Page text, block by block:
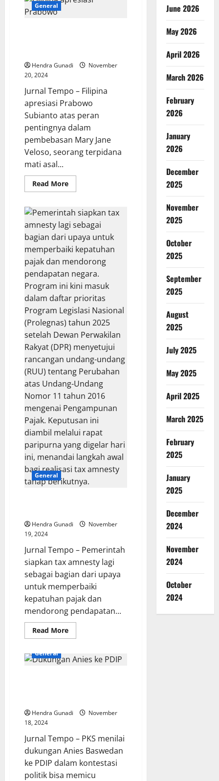
Lokal?
General
Hendra Gunadi
November
20, 2024
Jurnal Tempo – Filipina
apresiasi Prabowo
Subianto atas peran
pentingnya dalam
pembebasan Mary Jane
Veloso, seorang terpidana
mati asal...
Read MoreRead
more
Berbuah
Hasil:
Mary
Jane
Dibebaskan,
Filipina
Apresiasi
Prabowo
General
Hendra Gunadi
November
19, 2024
Jurnal Tempo – Pemerintah
siapkan tax amnesty lagi
sebagai bagian dari upaya
untuk memperbaiki
kepatuhan pajak dan
mendorong pendapatan...
Read MoreRead
more
Siapkan
Tax
General
Hendra Gunadi
November
18, 2024
Jurnal Tempo – PKS menilai
dukungan Anies Baswedan
ke PDIP dalam kontestasi
politik bisa memicu
June 2026
May 2026
April 2026
March 2026
February
2026
January
2026
December
2025
November
2025
October
2025
September
2025
August
2025
July 2025
May 2025
April 2025
March 2025
February
2025
January
2025
December
2024
November
2024
October
2024